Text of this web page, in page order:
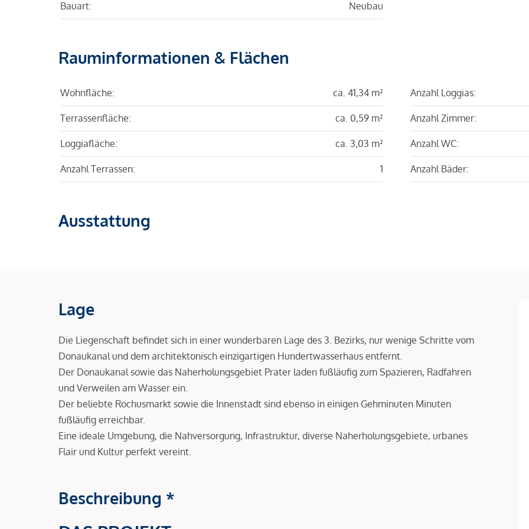
Bauart: Neubau
Rauminformationen & Flächen
Wohnfläche: ca. 41,34 m²
Terrassenfläche: ca. 0,59 m²
Loggiafläche: ca. 3,03 m²
Anzahl Terrassen: 1
Anzahl Loggias:
Anzahl Zimmer:
Anzahl WC:
Anzahl Bäder:
Ausstattung
Lage
Die Liegenschaft befindet sich in einer wunderbaren Lage des 3. Bezirks, nur wenige Schritte vom
Donaukanal und dem architektonisch einzigartigen Hundertwasserhaus entfernt.
Der Donaukanal sowie das Naherholungsgebiet Prater laden fußläufig zum Spazieren, Radfahren
und Verweilen am Wasser ein.
Der beliebte Rochusmarkt sowie die Innenstadt sind ebenso in einigen Gehminuten Minuten
fußläufig erreichbar.
Eine ideale Umgebung, die Nahversorgung, Infrastruktur, diverse Naherholungsgebiete, urbanes
Flair und Kultur perfekt vereint.
Beschreibung *